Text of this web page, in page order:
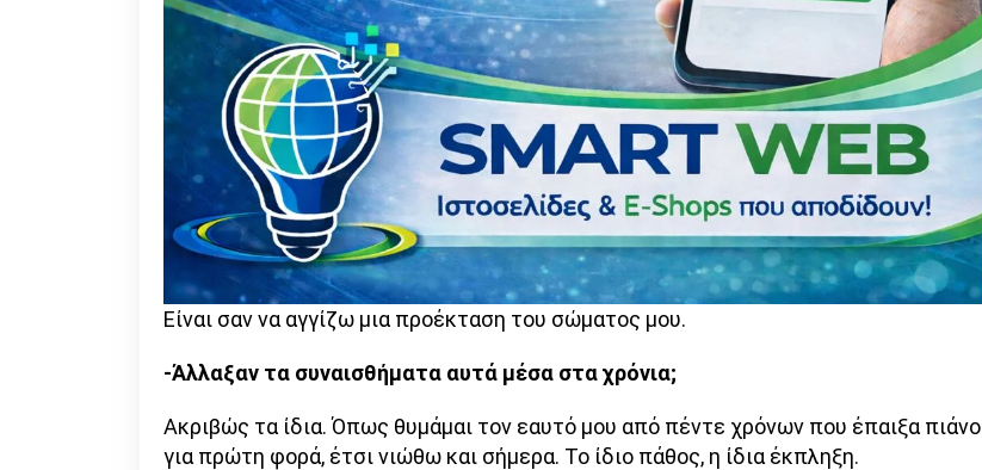
Είναι σαν να αγγίζω μια προέκταση του σώματος μου.
-Άλλαξαν τα συναισθήματα αυτά μέσα στα χρόνια;
Ακριβώς τα ίδια. Όπως θυμάμαι τον εαυτό μου από πέντε χρόνων που έπαιξα πιάνο
για πρώτη φορά, έτσι νιώθω και σήμερα. Το ίδιο πάθος, η ίδια έκπληξη.